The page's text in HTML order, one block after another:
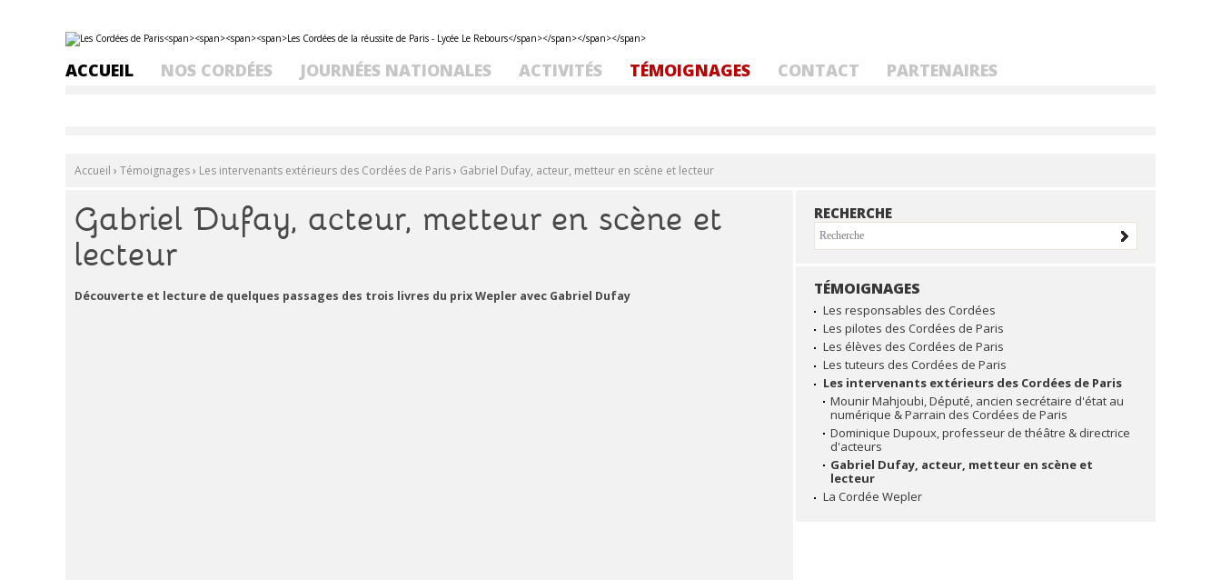
Aller
au
contenu.
|
Outils
personnels
ACCUEIL NOS CORDÉES JOURNÉES NATIONALES ACTIVITÉS TÉMOIGNAGES CONTACT PARTENAIRES
Accueil › Témoignages› Les intervenants extérieurs des Cordées de Paris› Gabriel Dufay, acteur, metteur en scène et lecteur
RECHERCHE
NAVIGATION
TÉMOIGNAGES
Les responsables des Cordées
Les pilotes des Cordées de Paris
Les élèves des Cordées de Paris
Les tuteurs des Cordées de Paris
Les intervenants extérieurs des Cordées de Paris
Mounir Mahjoubi, Député, ancien secrétaire d'état au
numérique & Parrain des Cordées de Paris
Dominique Dupoux, professeur de théâtre & directrice
d'acteurs
Gabriel Dufay, acteur, metteur en scène et
lecteur
La Cordée Wepler
Gabriel Dufay, acteur, metteur en scène et
lecteur
Découverte et lecture de quelques passages des trois livres du prix Wepler avec Gabriel Dufay